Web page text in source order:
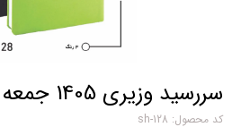
سررسید وزیری 1405 جمعه مشترک sh-128
کد محصول: sh-128